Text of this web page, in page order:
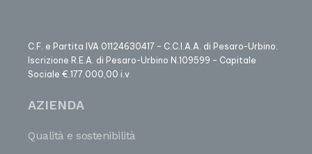
C.F. e Partita IVA 01124630417 – C.C.I.A.A. di Pesaro-Urbino.
Iscrizione R.E.A. di Pesaro-Urbino N.109599 – Capitale
Sociale €.177.000,00 i.v
AZIENDA
Qualità e sostenibilità